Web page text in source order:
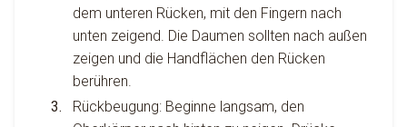
dem unteren Rücken, mit den Fingern nach
unten zeigend. Die Daumen sollten nach außen
zeigen und die Handflächen den Rücken
berühren.
Rückbeugung: Beginne langsam, den